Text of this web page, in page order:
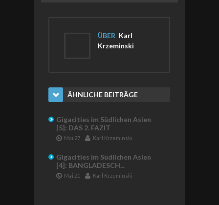
ÜBER Karl
Krzeminski
ÄHNLICHE BEITRÄGE
Gigacities im Südlichen Asien
[5]: DAS 2. FAZIT
Mai.27 Karl Krzeminski
Gigacities im Südlichen Asien
[4]: BANGLADESCH...
Mai.20 Karl Krzeminski